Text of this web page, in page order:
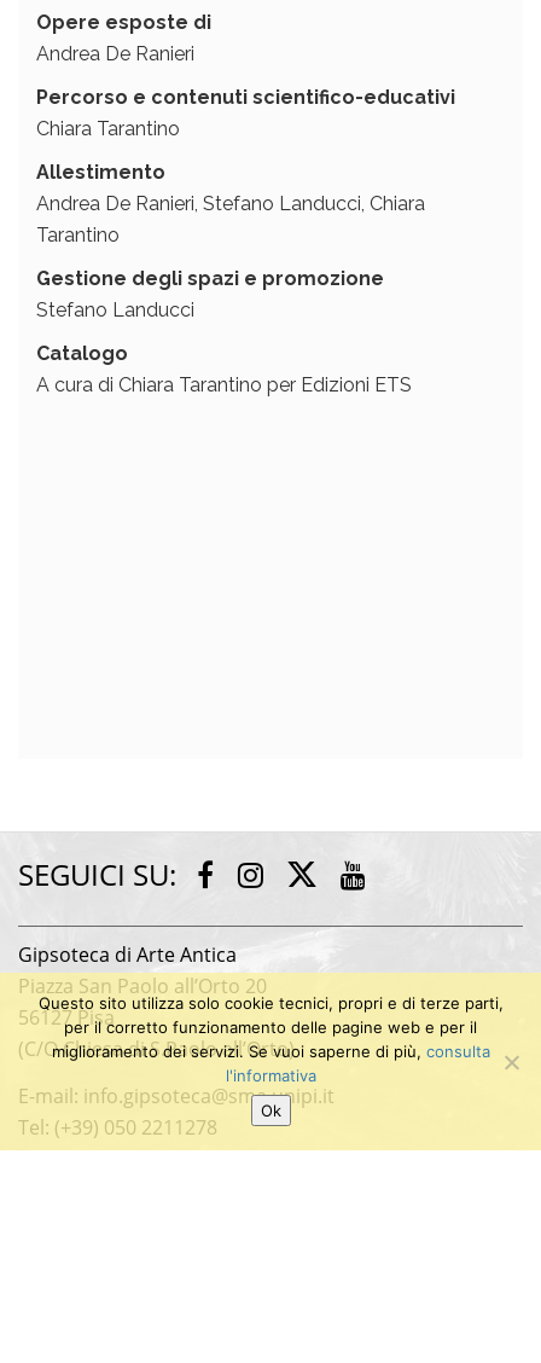
Opere esposte di
Andrea De Ranieri
Percorso e contenuti scientifico-educativi
Chiara Tarantino
Allestimento
Andrea De Ranieri, Stefano Landucci, Chiara
Tarantino
Gestione degli spazi e promozione
Stefano Landucci
Catalogo
A cura di Chiara Tarantino per Edizioni ETS
SEGUICI SU: Facebook
Instagram
Twitter
Gipsoteca di Arte Antica
Piazza San Paolo all’Orto 20
56127 Pisa
(C/O Chiesa di S.Paolo all’Orto)
E-mail: info.gipsoteca@sma.unipi.it
Tel: (+39) 050 2211278
Questo sito utilizza solo cookie tecnici, propri e di terze parti,
per il corretto funzionamento delle pagine web e per il
miglioramento dei servizi. Se vuoi saperne di più, consulta
l'informativa
Ok